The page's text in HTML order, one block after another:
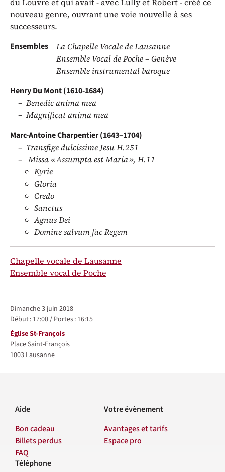
nouveau genre, ouvrant une voie nouvelle à ses
successeurs.
Ensembles
La Chapelle Vocale de Lausanne
Ensemble Vocal de Poche – Genève
Ensemble instrumental baroque
Henry Du Mont (1610-1684)
Benedic anima mea
Magnificat anima mea
Marc-Antoine Charpentier (1643–1704)
Transfige dulcissime Jesu H.251
Missa « Assumpta est Maria », H.11
Kyrie
Gloria
Credo
Sanctus
Agnus Dei
Domine salvum fac Regem
Chapelle vocale de Lausanne
Ensemble vocal de Poche
dimanche 3 juin 2018
Début : 17:00/ Portes : 16:15
Lieu
Église St-François
Place Saint-François
1003 Lausanne
Aide
Bon cadeau
Billets perdus
FAQ
Votre évènement
Avantages et tarifs
Espace pro
Contact
Téléphone